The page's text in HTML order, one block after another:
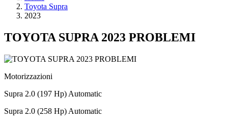
Toyota Supra
2023
TOYOTA SUPRA 2023 PROBLEMI
Motorizzazioni
Supra 2.0 (197 Hp) Automatic
Supra 2.0 (258 Hp) Automatic